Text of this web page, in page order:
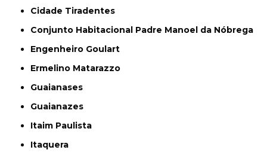
Cidade Tiradentes
Conjunto Habitacional Padre Manoel da Nóbrega
Engenheiro Goulart
Ermelino Matarazzo
Guaianases
Guaianazes
Itaim Paulista
Itaquera